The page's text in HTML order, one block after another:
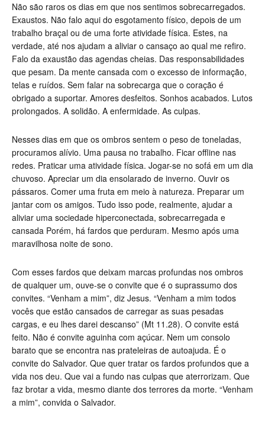
Não são raros os dias em que nos sentimos sobrecarregados.
Exaustos. Não falo aqui do esgotamento físico, depois de um
trabalho braçal ou de uma forte atividade física. Estes, na
verdade, até nos ajudam a aliviar o cansaço ao qual me refiro.
Falo da exaustão das agendas cheias. Das responsabilidades
que pesam. Da mente cansada com o excesso de informação,
telas e ruídos. Sem falar na sobrecarga que o coração é
obrigado a suportar. Amores desfeitos. Sonhos acabados. Lutos
prolongados. A solidão. A enfermidade. As culpas.
Nesses dias em que os ombros sentem o peso de toneladas,
procuramos alívio. Uma pausa no trabalho. Ficar offline nas
redes. Praticar uma atividade física. Jogar-se no sofá em um dia
chuvoso. Apreciar um dia ensolarado de inverno. Ouvir os
pássaros. Comer uma fruta em meio à natureza. Preparar um
jantar com os amigos. Tudo isso pode, realmente, ajudar a
aliviar uma sociedade hiperconectada, sobrecarregada e
cansada Porém, há fardos que perduram. Mesmo após uma
maravilhosa noite de sono.
Com esses fardos que deixam marcas profundas nos ombros
de qualquer um, ouve-se o convite que é o suprassumo dos
convites. “Venham a mim”, diz Jesus. “Venham a mim todos
vocês que estão cansados de carregar as suas pesadas
cargas, e eu lhes darei descanso” (Mt 11.28). O convite está
feito. Não é convite aguinha com açúcar. Nem um consolo
barato que se encontra nas prateleiras de autoajuda. É o
convite do Salvador. Que quer tratar os fardos profundos que a
vida nos deu. Que vai a fundo nas culpas que aterrorizam. Que
faz brotar a vida, mesmo diante dos terrores da morte. “Venham
a mim”, convida o Salvador.